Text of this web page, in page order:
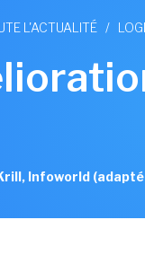
L'ACTUALITÉ /
Infoworld (adapté